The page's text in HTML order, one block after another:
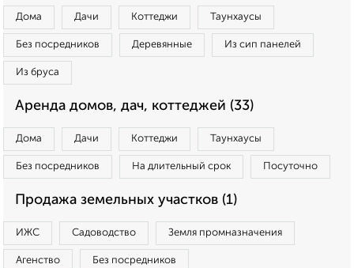
Дома Дачи Коттеджи Таунхаусы
Без посредников Деревянные Из сип панелей
Из бруса
Аренда домов, дач, коттеджей (33)
Дома Дачи Коттеджи Таунхаусы
Без посредников На длительный срок Посуточно
Продажа земельных участков (1)
ИЖС Садоводство Земля промназначения
Агенство Без посредников